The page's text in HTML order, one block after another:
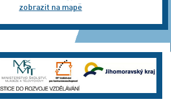
zobrazit na mapě